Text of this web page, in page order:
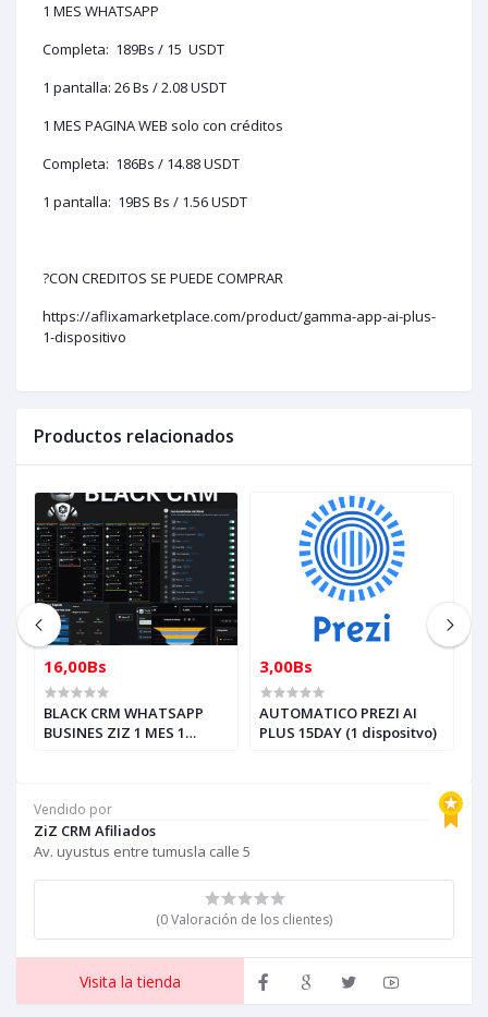
Vendido por
ZiZ CRM Afiliados
Av. uyustus entre tumusla calle 5
(0 Valoración de los clientes)
Visita la tienda
1 MES WHATSAPP
Completa: 189Bs / 15 USDT
1 pantalla: 26 Bs / 2.08 USDT
1 MES PAGINA WEB solo con créditos
Completa: 186Bs / 14.88 USDT
1 pantalla: 19BS Bs / 1.56 USDT
?CON CREDITOS SE PUEDE COMPRAR
https://aflixamarketplace.com/product/gamma-app-ai-plus-
1-dispositivo
Productos relacionados
16,00Bs
BLACK CRM WHATSAPP
BUSINES ZIZ 1 MES 1
3,00Bs
AUTOMATICO PREZI AI
PLUS 15DAY (1 dispositvo)